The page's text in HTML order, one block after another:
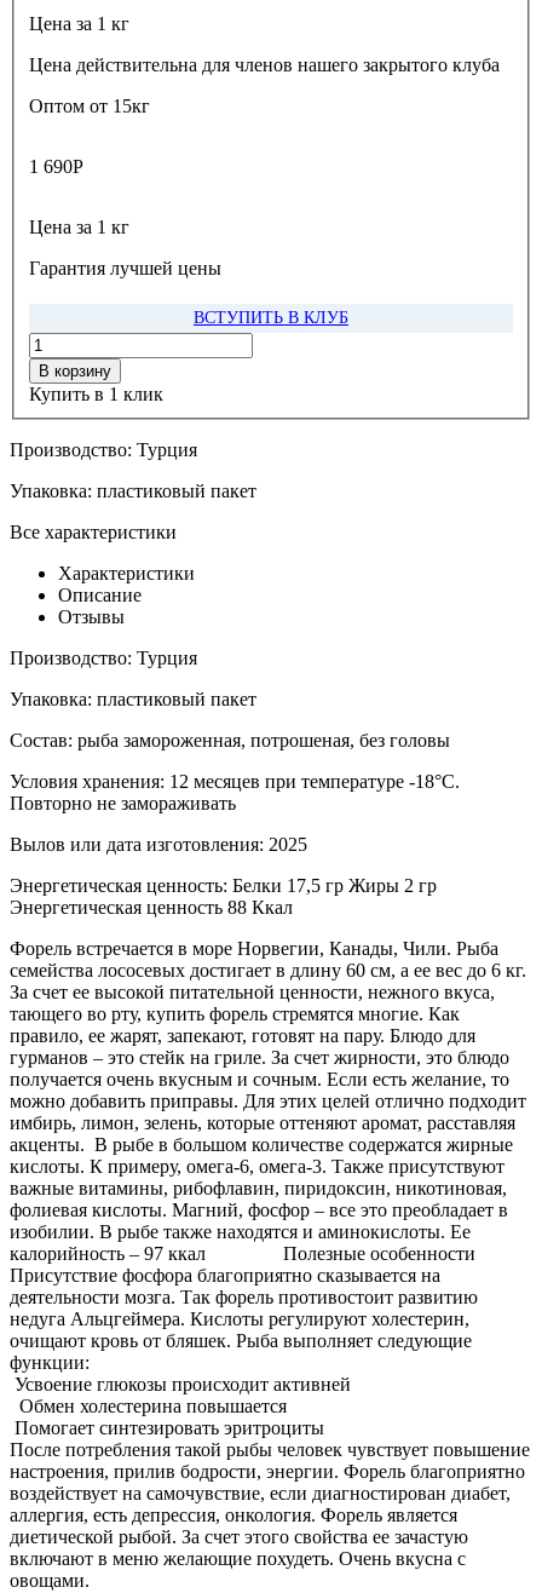
Цена за 1 кг
Цена действительна для членов нашего закрытого клуба
Оптом от 15кг
1 690Р
Цена за 1 кг
Гарантия лучшей цены
ВСТУПИТЬ В КЛУБ
В корзину
Купить в 1 клик
Производство: Турция
Упаковка: пластиковый пакет
Все характеристики
Характеристики
Описание
Отзывы
Производство: Турция
Упаковка: пластиковый пакет
Состав: рыба замороженная, потрошеная, без головы
Условия хранения: 12 месяцев при температуре -18°С.
Повторно не замораживать
Вылов или дата изготовления: 2025
Энергетическая ценность: Белки 17,5 гр Жиры 2 гр
Энергетическая ценность 88 Ккал
Форель встречается в море Норвегии, Канады, Чили. Рыба
семейства лососевых достигает в длину 60 см, а ее вес до 6 кг.
За счет ее высокой питательной ценности, нежного вкуса,
тающего во рту, купить форель стремятся многие. Как
правило, ее жарят, запекают, готовят на пару. Блюдо для
гурманов – это стейк на гриле. За счет жирности, это блюдо
получается очень вкусным и сочным. Если есть желание, то
можно добавить приправы. Для этих целей отлично подходит
имбирь, лимон, зелень, которые оттеняют аромат, расставляя
акценты. В рыбе в большом количестве содержатся жирные
кислоты. К примеру, омега-6, омега-3. Также присутствуют
важные витамины, рибофлавин, пиридоксин, никотиновая,
фолиевая кислоты. Магний, фосфор – все это преобладает в
изобилии. В рыбе также находятся и аминокислоты. Ее
калорийность – 97 ккал Полезные особенности
Присутствие фосфора благоприятно сказывается на
деятельности мозга. Так форель противостоит развитию
недуга Альцгеймера. Кислоты регулируют холестерин,
очищают кровь от бляшек. Рыба выполняет следующие
функции:
Усвоение глюкозы происходит активней
Обмен холестерина повышается
Помогает синтезировать эритроциты
После потребления такой рыбы человек чувствует повышение
настроения, прилив бодрости, энергии. Форель благоприятно
воздействует на самочувствие, если диагностирован диабет,
аллергия, есть депрессия, онкология. Форель является
диетической рыбой. За счет этого свойства ее зачастую
включают в меню желающие похудеть. Очень вкусна с
овощами.